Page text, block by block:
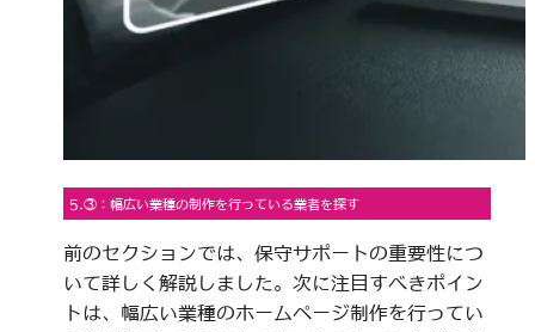
5.③：幅広い業種の制作を行っている業者を探す
前のセクションでは、保守サポートの重要性につ
いて詳しく解説しました。次に注目すべきポイン
トは、幅広い業種のホームページ制作を行ってい